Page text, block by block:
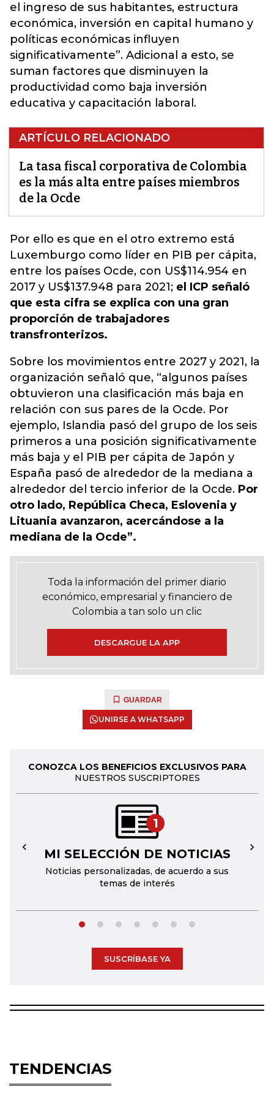
el ingreso de sus habitantes, estructura
económica, inversión en capital humano y
políticas económicas influyen
significativamente”. Adicional a esto, se
suman factores que disminuyen la
productividad como baja inversión
educativa y capacitación laboral.
ARTÍCULO RELACIONADO
La tasa fiscal corporativa de Colombia
es la más alta entre países miembros
de la Ocde
Por ello es que en el otro extremo está
Luxemburgo como líder en PIB per cápita,
entre los países Ocde, con US$114.954 en
2017 y US$137.948 para 2021; el ICP señaló
que esta cifra se explica con una gran
proporción de trabajadores
transfronterizos.
Sobre los movimientos entre 2027 y 2021, la
organización señaló que, “algunos países
obtuvieron una clasificación más baja en
relación con sus pares de la Ocde. Por
ejemplo, Islandia pasó del grupo de los seis
primeros a una posición significativamente
más baja y el PIB per cápita de Japón y
España pasó de alrededor de la mediana a
alrededor del tercio inferior de la Ocde. Por
otro lado, República Checa, Eslovenia y
Lituania avanzaron, acercándose a la
mediana de la Ocde”.
Toda la información del primer diario
económico, empresarial y financiero de
Colombia a tan solo un clic
DESCARGUE LA APP
GUARDAR
UNIRSE A WHATSAPP
CONOZCA LOS BENEFICIOS EXCLUSIVOS PARA
NUESTROS SUSCRIPTORES
1
MI SELECCIÓN DE NOTICIAS
Noticias personalizadas, de acuerdo a sus
temas de interés
← →
SUSCRÍBASE YA
TENDENCIAS